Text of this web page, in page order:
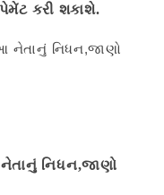
કરી શકાશે.
નિધન,જાણો